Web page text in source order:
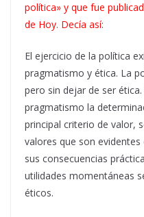
política» y que fue
de Hoy. Decía así:
El ejercicio de la política
pragmatismo y ética. La
pero sin dejar de ser
pragmatismo la
principal criterio de valor,
valores que son
sus consecuencias
utilidades momentáneas
éticos.